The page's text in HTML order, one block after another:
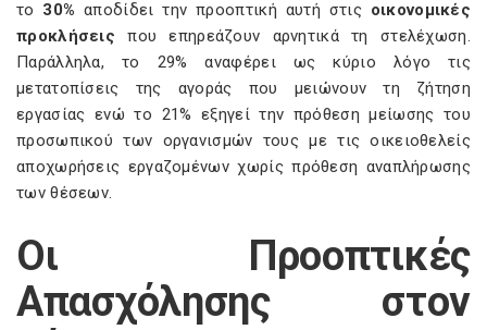
το 30%αποδίδει την προοπτική αυτή στις οικονομικές
προκλήσεις που επηρεάζουν αρνητικά τη στελέχωση.
Παράλληλα, το 29% αναφέρει ως κύριο λόγο τις
μετατοπίσεις της αγοράς που μειώνουν τη ζήτηση
εργασίας ενώ το 21% εξηγεί την πρόθεση μείωσης του
προσωπικού των οργανισμών τους με τις οικειοθελείς
αποχωρήσεις εργαζομένων χωρίς πρόθεση αναπλήρωσης
των θέσεων.
Οι Προοπτικές
Απασχόλησης στον